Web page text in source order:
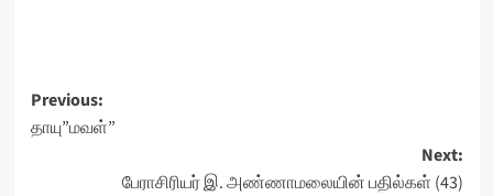
Post
navigation
Previous:
தாயு”மவள்”
Next:
பேராசிரியர் இ. அண்ணாமலையின் பதில்கள் (43)